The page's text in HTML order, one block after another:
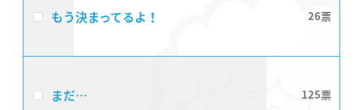
もう決まってるよ！ 26
まだ… 125